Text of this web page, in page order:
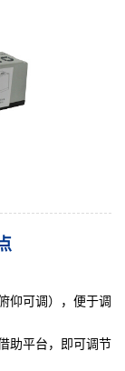
仰可调），便于调
助平台，即可调节